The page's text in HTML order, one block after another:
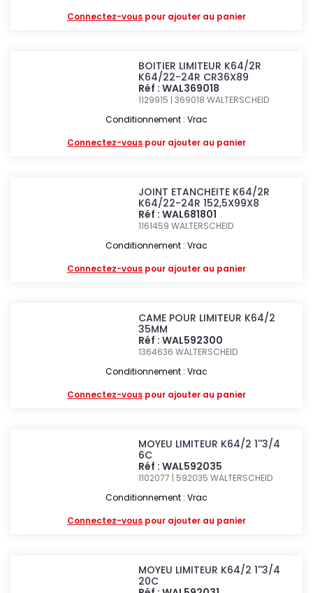
Connectez-vous pour ajouter au panier
BOITIER LIMITEUR K64/2R
K64/22-24R CR36X89
Réf : WAL369018
1129915 | 369018WALTERSCHEID
Conditionnement : Vrac
Connectez-vous pour ajouter au panier
JOINT ETANCHEITE K64/2R
K64/22-24R 152,5X99X8
Réf : WAL681801
1161459WALTERSCHEID
Conditionnement : Vrac
Connectez-vous pour ajouter au panier
CAME POUR LIMITEUR K64/2
35MM
Réf : WAL592300
1364636WALTERSCHEID
Conditionnement : Vrac
Connectez-vous pour ajouter au panier
MOYEU LIMITEUR K64/2 1''3/4
6C
Réf : WAL592035
1102077 | 592035WALTERSCHEID
Conditionnement : Vrac
Connectez-vous pour ajouter au panier
MOYEU LIMITEUR K64/2 1''3/4
20C